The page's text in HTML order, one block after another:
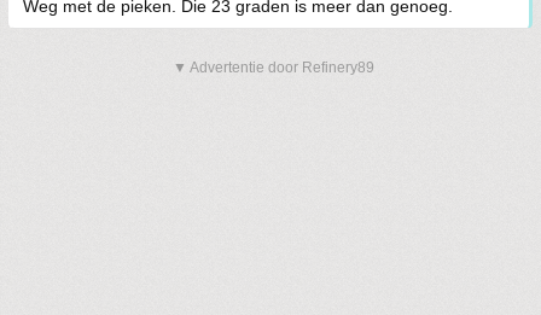
Weg met de pieken. Die 23 graden is meer dan genoeg.
▼ Advertentie door Refinery89